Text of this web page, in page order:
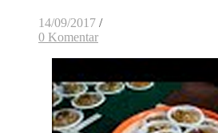
14/09/2017 /
0 Komentar